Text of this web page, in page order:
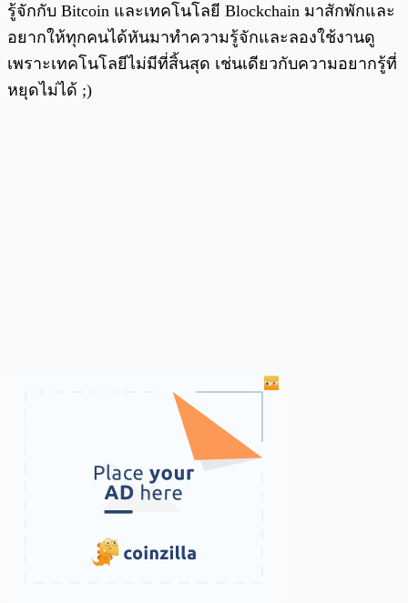
รู้จักกับ Bitcoin และเทคโนโลยี Blockchain มาสักพักและ
อยากให้ทุกคนได้หันมาทำความรู้จักและลองใช้งานดู
เพราะเทคโนโลยีไม่มีที่สิ้นสุด เช่นเดียวกับความอยากรู้ที่
หยุดไม่ได้ ;)